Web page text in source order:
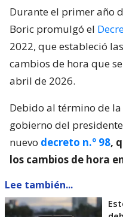
Durante el primer año
Boric promulgó el
2022, que estableció
cambios de hora que
abril de 2026.
Debido al término de
gobierno del
nuevo decreto n.º 98,
los cambios de hora
Lee también...